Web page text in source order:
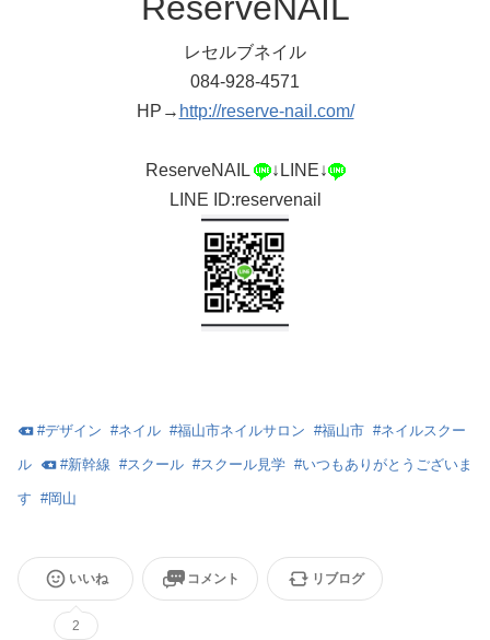
ReserveNAIL
レセルブネイル
084-928-4571
HP→ http://reserve-nail.com/
ReserveNAIL
↓LINE↓
LINE ID:reservenail
#デザイン #ネイル #福山市ネイルサロン #福山市 #ネイルスクー
ル #新幹線 #スクール #スクール見学 #いつもありがとうございま
す #岡山
いいね
2
コメント リブログ